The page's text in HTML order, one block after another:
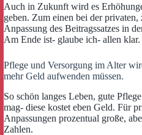
Auch in Zukunft wird es
geben. Zum einen bei der privaten,
Anpassung des Beitragssatzes in
Am Ende ist- glaube ich- allen klar.
Pflege und Versorgung im Alter
mehr Geld aufwenden müssen.
So schön langes Leben, gute
mag- diese kostet eben Geld. Für
Anpassungen prozentual große,
Zahlen.